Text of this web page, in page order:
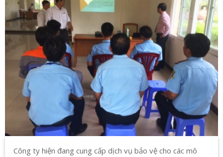
Công ty hiện đang cung cấp dịch vụ bảo vệ cho các mô